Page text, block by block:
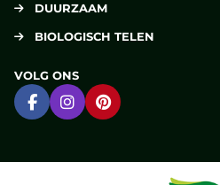
DUURZAAM
BIOLOGISCH TELEN
VOLG ONS
Ga naar Facebook
Ga naar Instagram
Ga naar Pinterest